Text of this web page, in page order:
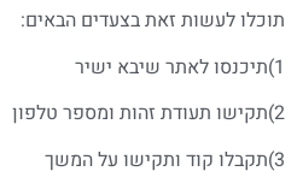
תוכלו לעשות זאת בצעדים הבאים:
1)תיכנסו לאתר שיבא ישיר
2)תקישו תעודת זהות ומספר טלפון
3)תקבלו קוד ותקישו על המשך